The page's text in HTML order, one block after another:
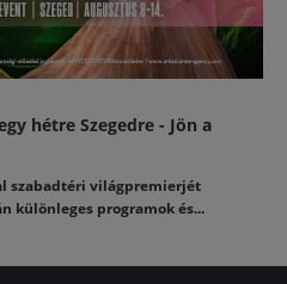
hétre Szegedre - Jön a
szabadtéri világpremierjét
különleges programok és...